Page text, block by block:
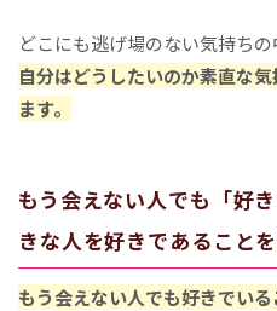
どこにも逃げ場のない気持ちの
自分はどうしたいのか素直な
ます。
もう会えない人でも「好
きな人を好きであること
もう会えない人でも好きでいる